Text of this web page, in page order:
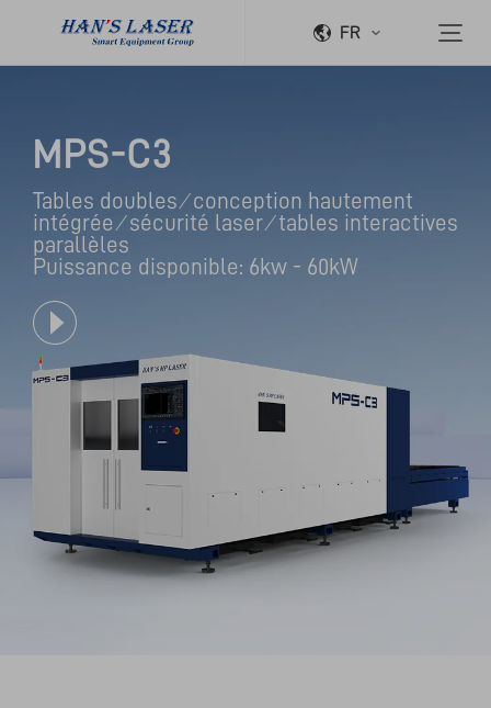
FR
MPS-C3
Tables doubles ⁄ conception hautement
intégrée ⁄ sécurité laser ⁄ tables interactives
parallèles
Puissance disponible: 6kw - 60kW